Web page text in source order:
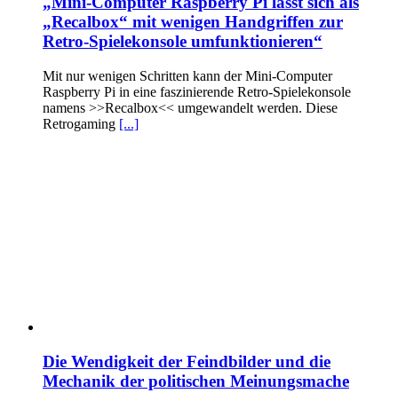
„Recalbox“ mit wenigen Handgriffen zur
Retro-Spielekonsole umfunktionieren“
Mit nur wenigen Schritten kann der Mini-Computer
Raspberry Pi in eine faszinierende Retro-Spielekonsole
namens >>Recalbox<< umgewandelt werden. Diese
Retrogaming [...]
Die Wendigkeit der Feindbilder und die
Mechanik der politischen Meinungsmache